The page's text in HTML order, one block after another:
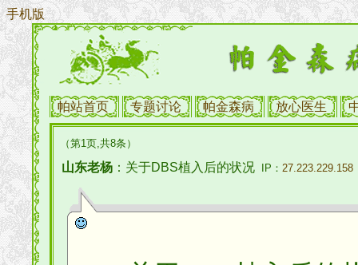
手机版
帕站首页 专题讨论 帕金森病 放心医生
（第1页,共8条）
山东老杨 ：关于DBS植入后的状况 IP： 27.223.229.158